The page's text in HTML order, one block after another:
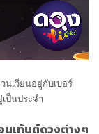
นเวียนอยู่กับเบอร์
ป็นประจำ
นเท้นต์ดวงต่างๆ